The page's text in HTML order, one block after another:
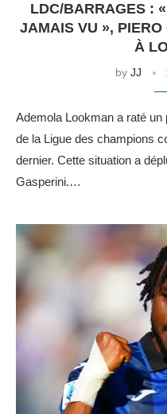
LDC/BARRAGES :
JAMAIS VU », PIERO
À
by JJ
Ademola Lookman a raté
de la Ligue des champions
dernier. Cette situation a
Gasperini.…